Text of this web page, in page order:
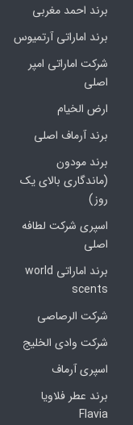
برند احمد مغربی
برند اماراتی آرتمیوس
شرکت اماراتی امپر
اصلی
ارض الخیام
برند آرماف اصلی
برند مودون
(ماندگاری بالای یک
روز)
اسپری شرکت لطافه
اصلی
برند اماراتی world
scents
شرکت الرصاصی
شرکت وادی الخلیج
اسپری آرماف
برند عطر فلاویا
Flavia